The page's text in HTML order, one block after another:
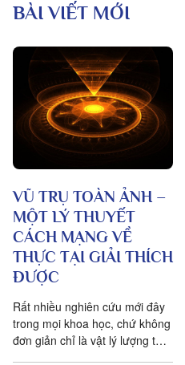
BÀI VIẾT MỚI
VŨ TRỤ TOÀN ẢNH –
MỘT LÝ THUYẾT
CÁCH MẠNG VỀ
THỰC TẠI GIẢI THÍCH
ĐƯỢC
Rất nhiều nghiên cứu mới đây
trong mọi khoa học, chứ không
đơn giản chỉ là vật lý lượng tử,